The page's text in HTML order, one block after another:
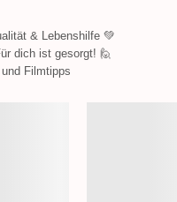
& Lebenshilfe 💚
dich ist gesorgt! 🙋
Filmtipps